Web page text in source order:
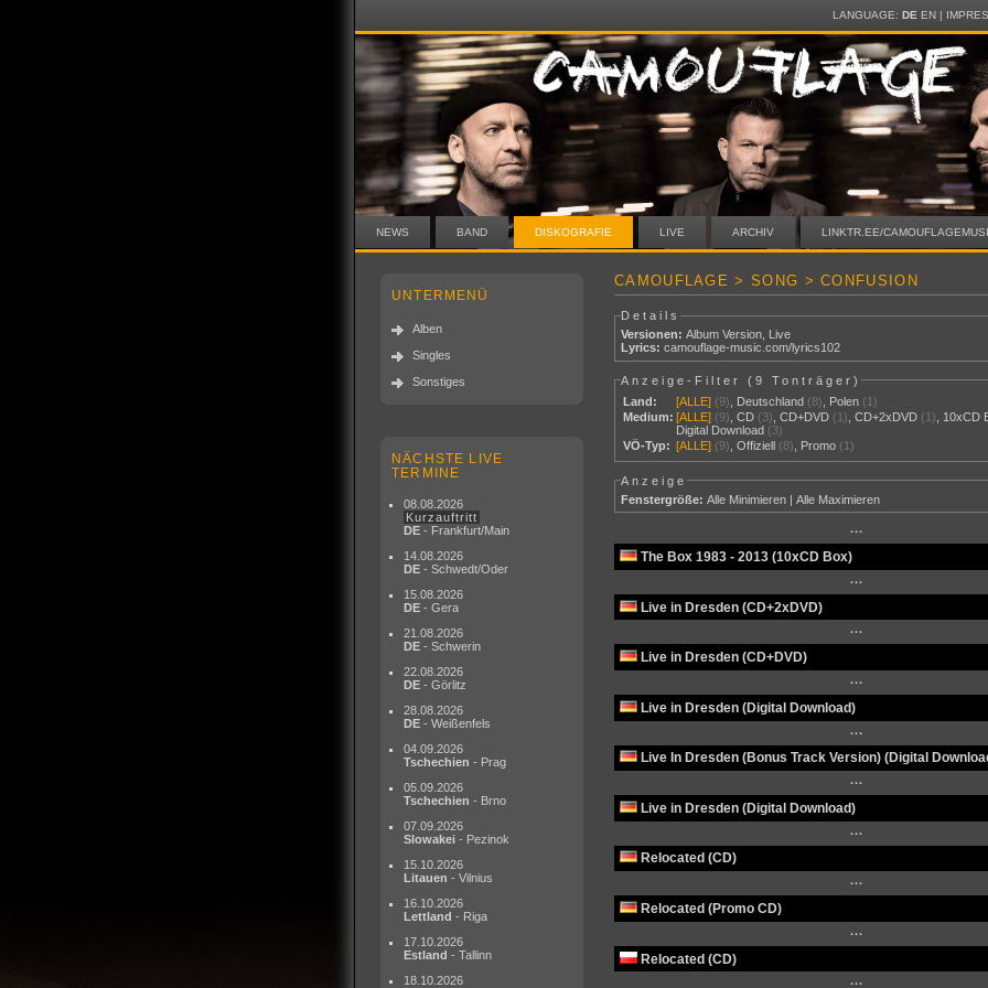
LANGUAGE: DE EN|
NEWS BAND DISKOGRAFIE LIVE ARCHIV LINKTR.EE/
UNTERMENÜ
Alben
Singles
Sonstiges
NÄCHSTE LIVE
TERMINE
08.08.2026
Kurzauftritt
DE - Frankfurt/Main
14.08.2026
DE - Schwedt/Oder
15.08.2026
DE - Gera
21.08.2026
DE - Schwerin
22.08.2026
DE - Görlitz
28.08.2026
DE - Weißenfels
04.09.2026
Tschechien - Prag
05.09.2026
Tschechien - Brno
07.09.2026
Slowakei - Pezinok
15.10.2026
Litauen - Vilnius
16.10.2026
Lettland - Riga
17.10.2026
Estland - Tallinn
18.10.2026
CAMOUFLAGE > SONG > CONFUSION
Details
Versionen: Album Version, Live
Lyrics: camouflage-music.com/lyrics102
Anzeige-Filter (9 Tonträger)
Land:
[ALLE] (9) Deutschland (8) Polen (1)
Medium: [ALLE] (9) ,CD (3) ,CD+DVD (1) ,CD+2xDVD (1)
10xCD
Digital Download (3)
VÖ-Typ: [ALLE] (9) ,Offiziell (8) Promo (1)
Anzeige
Fenstergröße: Alle Minimieren |Alle Maximieren
···
The Box 1983 - 2013 (10xCD Box)
···
Live in Dresden (CD+2xDVD)
···
Live in Dresden (CD+DVD)
···
Live in Dresden (Digital Download)
···
Live In Dresden (Bonus Track Version) (Digital
···
Live in Dresden (Digital Download)
···
Relocated (CD)
···
Relocated (Promo CD)
···
Relocated (CD)
···